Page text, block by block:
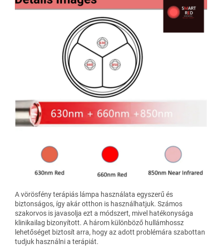
A vörösfény terápiás lámpa használata egyszerű és
biztonságos, így akár otthon is használhatjuk. Számos
szakorvos is javasolja ezt a módszert, mivel hatékonysága
klinikailag bizonyított. A három különböző hullámhossz
lehetőséget biztosít arra, hogy az adott problémára szabottan
tudjuk használni a terápiát.